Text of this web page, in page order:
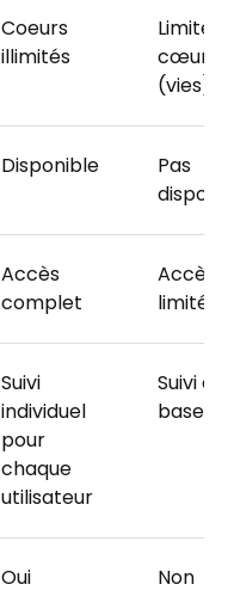
Coeurs
illimités
Limité
cœurs
(vies)
Disponible
Pas
Accès
complet
Accès
limité
Suivi
individuel
pour
chaque
utilisateur
Suivi de
base
Oui Non